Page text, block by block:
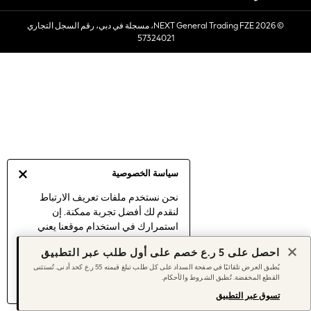
سياسة الخصوصية
نحن نستخدم ملفات تعريف الارتباط
لنقدم لك أفضل تجربة ممكنة. إن
استمرارك في استخدام موقعنا يعني
الارتباط.
اكتشف المزيد عن إدارة إعدادات ملفات
تعريف الارتباط (الكوكيز).
Sets & Outfits
Linen Collection
Women's Holiday Shop
Women's Travel Styles
Linen Collection
Tops & T-Shirts
Cover Ups & Kaftans
Sandals
Swimwear
© 2026 NEXT General Trading FZE، مسجلة في دبي، رقم السجل التجاري
57324021
احصل على 5 ر.ع خصم على أول طلب عبر التطبيق
يُطبق العرض تلقائيًا في صفحة السداد على كل طلب تبلغ قيمته 55 ر.ع كحد أدنى. تُستثنى
القطع المخفضة. تُطبق الشروط والأحكام.
تسوق عبر التطبيق